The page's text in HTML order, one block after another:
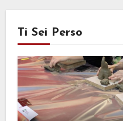
Ti Sei Perso